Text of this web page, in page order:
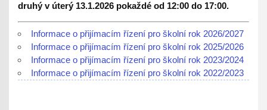
druhý v úterý 13.1.2026 pokaždé od 12:00 do 17:00.
Informace o přijímacím řízení pro školní rok 2026/2027
Informace o přijímacím řízení pro školní rok 2025/2026
Informace o přijímacím řízení pro školní rok 2023/2024
Informace o přijímacím řízení pro školní rok 2022/2023